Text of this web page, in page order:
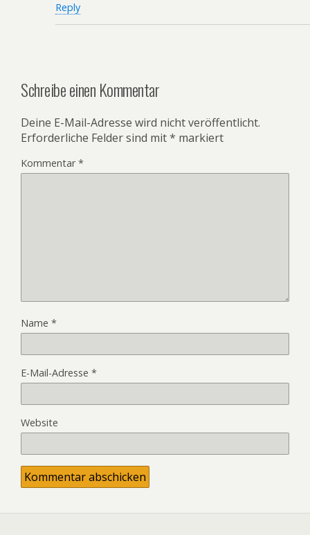
Reply
Schreibe einen Kommentar
Deine E-Mail-Adresse wird nicht veröffentlicht.
Erforderliche Felder sind mit* markiert
Kommentar*
Name *
E-Mail-Adresse *
Website